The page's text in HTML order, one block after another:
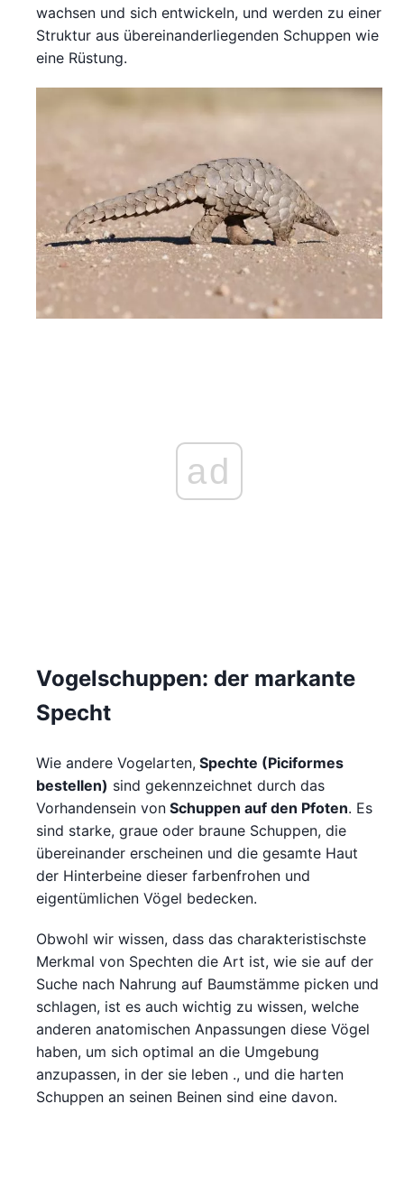
wachsen und sich entwickeln, und werden zu einer
Struktur aus übereinanderliegenden Schuppen wie
eine Rüstung.
ad
Vogelschuppen: der markante
Specht
Wie andere Vogelarten, Spechte (Piciformes
bestellen) sind gekennzeichnet durch das
Vorhandensein von Schuppen auf den Pfoten. Es
sind starke, graue oder braune Schuppen, die
übereinander erscheinen und die gesamte Haut
der Hinterbeine dieser farbenfrohen und
eigentümlichen Vögel bedecken.
Obwohl wir wissen, dass das charakteristischste
Merkmal von Spechten die Art ist, wie sie auf der
Suche nach Nahrung auf Baumstämme picken und
schlagen, ist es auch wichtig zu wissen, welche
anderen anatomischen Anpassungen diese Vögel
haben, um sich optimal an die Umgebung
anzupassen, in der sie leben ., und die harten
Schuppen an seinen Beinen sind eine davon.